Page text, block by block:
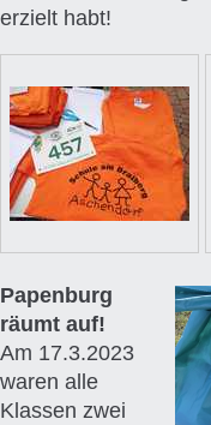
erzielt habt!
Papenburg
räumt auf!
Am 17.3.2023
waren alle
Klassen zwei